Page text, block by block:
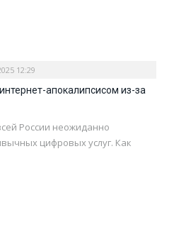
12:29
апокалипсисом из-за
России неожиданно
цифровых услуг. Как